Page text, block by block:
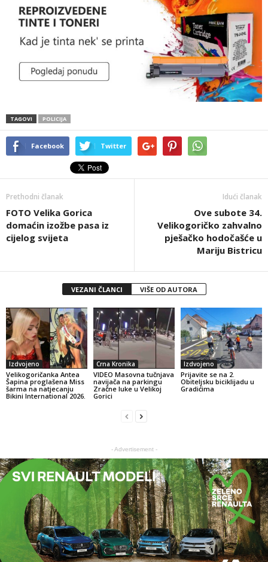
TAGOVI POLICIJA
Facebook Twitter
Prethodni članak
FOTO Velika Gorica
domaćin izožbe pasa iz
cijelog svijeta
Idući članak
Ove subote 34.
Velikogoričko zahvalno
pješačko hodočašće u
Mariju Bistricu
VEZANI ČLANCI VIŠE OD AUTORA
Izdvojeno
Velikogoričanka Antea
Šapina proglašena Miss
šarma na natjecanju
Bikini International 2026.
Crna Kronika
VIDEO Masovna tučnjava
navijača na parkingu
Zračne luke u Velikoj
Gorici
Izdvojeno
Prijavite se na 2.
Obiteljsku biciklijadu u
Gradićima
- Advertisement -